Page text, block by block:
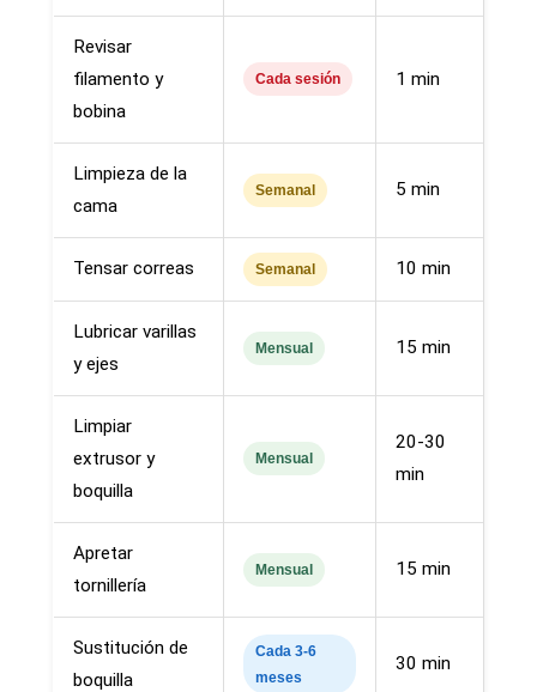
Revisar
filamento y
bobina
Cada sesión 1 min
Limpieza de la
cama
Semanal 5 min
Tensar correas Semanal 10 min
Lubricar varillas
y ejes
Mensual 15 min
Limpiar
extrusor y
boquilla
Mensual
20-30
min
Apretar
tornillería
Mensual 15 min
Sustitución de
boquilla
Cada 3-6
meses
30 min